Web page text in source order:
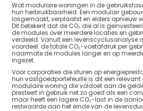
Wat modulaire woningen in de
hun herbruikbaarheid. Een modulair
losgemaakt, verplaatst en elders opnieuw
Dit betekent dat de CO₂ die al is
de modules over meerdere locaties en
verdeeld. Vanuit een levenscyclusanalyse
voordeel: de totale CO₂-voetafdruk per
naarmate de modules langer en op
ingezet.
Voor corporaties die sturen op
hun vastgoedportefeuille is dit een relevant
modulaire woning die voldoet aan de
presteert in gebruik net zo goed als een
maar heeft een lagere CO₂-last in de
restwaarde aan het einde van de